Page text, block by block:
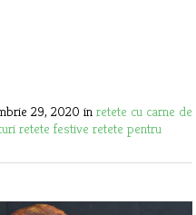
29, 2020 in retete cu carne de
retete festive retete pentru